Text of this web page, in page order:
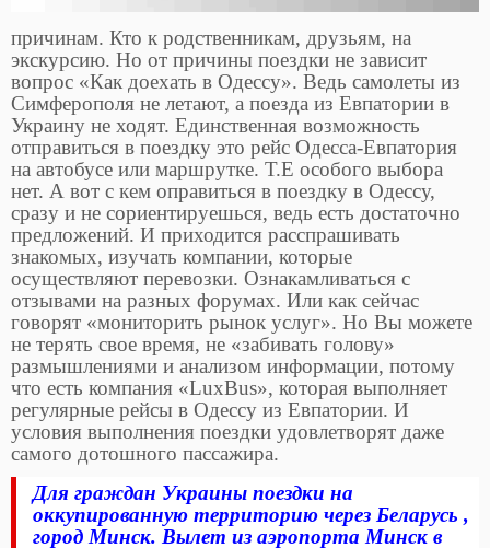
причинам. Кто к родственникам, друзьям, на
экскурсию. Но от причины поездки не зависит
вопрос «Как доехать в Одессу». Ведь самолеты из
Симферополя не летают, а поезда из Евпатории в
Украину не ходят. Единственная возможность
отправиться в поездку это рейс Одесса-Евпатория
на автобусе или маршрутке. Т.Е особого выбора
нет. А вот с кем оправиться в поездку в Одессу,
сразу и не сориентируешься, ведь есть достаточно
предложений. И приходится расспрашивать
знакомых, изучать компании, которые
осуществляют перевозки. Ознакамливаться с
отзывами на разных форумах. Или как сейчас
говорят «мониторить рынок услуг». Но Вы можете
не терять свое время, не «забивать голову»
размышлениями и анализом информации, потому
что есть компания «LuxBus», которая выполняет
регулярные рейсы в Одессу из Евпатории. И
условия выполнения поездки удовлетворят даже
самого дотошного пассажира.
Для граждан Украины поездки на
оккупированную территорию через Беларусь ,
город Минск. Вылет из аэропорта Минск в